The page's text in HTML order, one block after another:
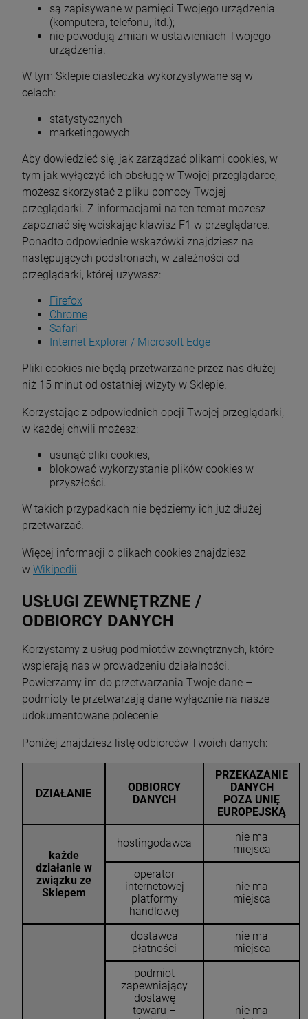
są zapisywane w pamięci Twojego urządzenia
(komputera, telefonu, itd.);
nie powodują zmian w ustawieniach Twojego
urządzenia.
W tym Sklepie ciasteczka wykorzystywane są w
celach:
statystycznych
marketingowych
Aby dowiedzieć się, jak zarządzać plikami cookies, w
tym jak wyłączyć ich obsługę w Twojej przeglądarce,
możesz skorzystać z pliku pomocy Twojej
przeglądarki. Z informacjami na ten temat możesz
zapoznać się wciskając klawisz F1 w przeglądarce.
Ponadto odpowiednie wskazówki znajdziesz na
następujących podstronach, w zależności od
przeglądarki, której używasz:
Firefox
Chrome
Safari
Internet Explorer / Microsoft Edge
Pliki cookies nie będą przetwarzane przez nas dłużej
niż 15 minut od ostatniej wizyty w Sklepie.
Korzystając z odpowiednich opcji Twojej przeglądarki,
w każdej chwili możesz:
usunąć pliki cookies,
blokować wykorzystanie plików cookies w
przyszłości.
W takich przypadkach nie będziemy ich już dłużej
przetwarzać.
Więcej informacji o plikach cookies znajdziesz
w Wikipedii
USŁUGI ZEWNĘTRZNE /
ODBIORCY DANYCH
Korzystamy z usług podmiotów zewnętrznych, które
wspierają nas w prowadzeniu działalności.
Powierzamy im do przetwarzania Twoje dane –
podmioty te przetwarzają dane wyłącznie na nasze
udokumentowane polecenie.
Poniżej znajdziesz listę odbiorców Twoich danych:
DZIAŁANIE
ODBIORCY
DANYCH
PRZEKAZANIE
DANYCH
POZA UNIĘ
EUROPEJSKĄ
każde
działanie w
związku ze
Sklepem
hostingodawca
nie ma
miejsca
operator
internetowej
platformy
handlowej
nie ma
miejsca
dostawca
płatności
nie ma
miejsca
podmiot
zapewniający
dostawę
towaru –
nie ma